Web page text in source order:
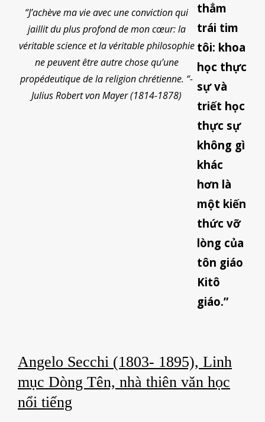
“J’achève ma vie avec une conviction qui
jaillit du plus profond de mon cœur: la
véritable science et la véritable philosophie
ne peuvent être autre chose qu’une
propédeutique de la religion chrétienne. “-
Julius Robert von Mayer (1814-1878)
thẳm
trái tim
tôi: khoa
học thực
sự và
triết học
thực sự
không gì
khác
hơn là
một kiến
thức vỡ
lòng của
tôn giáo
Kitô
giáo.”
Angelo Secchi (1803- 1895), Linh
mục Dòng Tên, nhà thiên văn học
nổi tiếng